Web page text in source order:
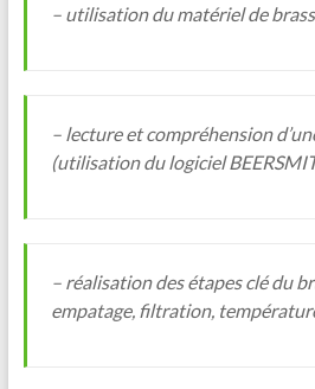
– utilisation du matériel de
– lecture et compréhension
(utilisation du logiciel
– réalisation des étapes clé du
empatage, filtration,